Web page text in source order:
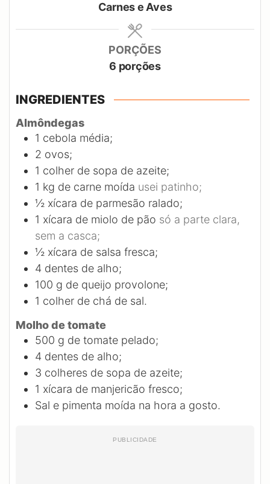
Carnes e Aves
PORÇÕES
6 porções
INGREDIENTES
Almôndegas
1 cebola média;
2 ovos;
1 colher de sopa de azeite;
1 kg de carne moída usei patinho;
½ xícara de parmesão ralado;
1 xícara de miolo de pão só a parte clara,
sem a casca;
½ xícara de salsa fresca;
4 dentes de alho;
100 g de queijo provolone;
1 colher de chá de sal.
Molho de tomate
500 g de tomate pelado;
4 dentes de alho;
3 colheres de sopa de azeite;
1 xícara de manjericão fresco;
Sal e pimenta moída na hora a gosto.